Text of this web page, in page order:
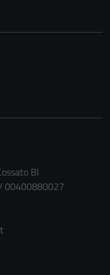
BI
00400880027